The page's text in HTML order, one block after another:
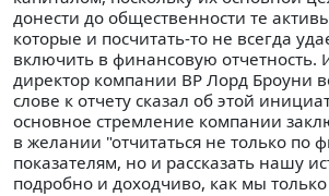
донести до общественности те
которые и посчитать-то не всегда
включить в финансовую отчетность.
директор компании BP Лорд Броуни
слове к отчету сказал об этой
основное стремление компании
в желании "отчитаться не только по
показателям, но и рассказать нашу
подробно и доходчиво, как мы